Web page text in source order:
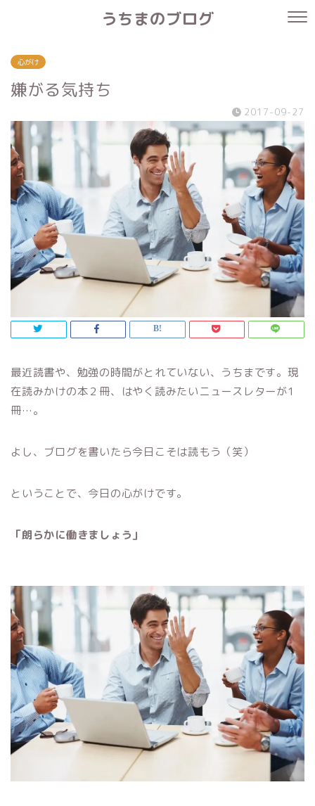
うちまのブログ
心がけ
嫌がる気持ち
2017-09-27
最近読書や、勉強の時間がとれていない、うちまです。現
在読みかけの本２冊、はやく読みたいニュースレターが1
冊…。
よし、ブログを書いたら今日こそは読もう（笑）
ということで、今日の心がけです。
「朗らかに働きましょう」